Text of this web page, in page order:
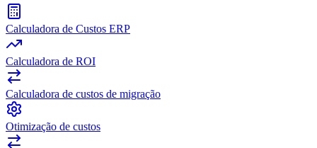
Calculadora de Custos ERP
Calculadora de ROI
Calculadora de custos de migração
Otimização de custos